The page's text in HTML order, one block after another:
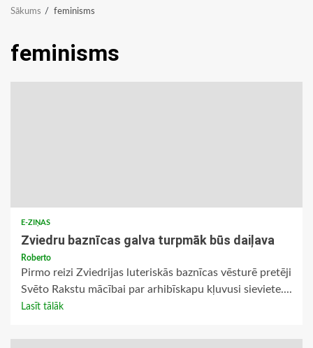
Sākums feminisms
feminisms
E-ZIŅAS
Zviedru baznīcas galva turpmāk būs daiļava
Roberto
Pirmo reizi Zviedrijas luteriskās baznīcas vēsturē pretēji
Svēto Rakstu mācībai par arhibīskapu kļuvusi sieviete....
Lasīt tālāk